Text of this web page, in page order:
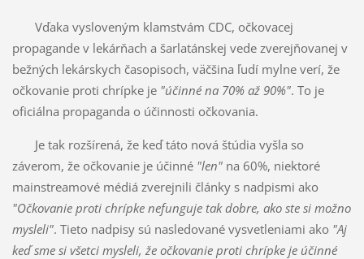
Vďaka vysloveným klamstvám CDC, očkovacej
propagande v lekárňach a šarlatánskej vede zverejňovanej v
bežných lekárskych časopisoch, väčšina ľudí mylne verí, že
očkovanie proti chrípke je "účinné na 70% až 90%". To je
oficiálna propaganda o účinnosti očkovania.
Je tak rozšírená, že keď táto nová štúdia vyšla so
záverom, že očkovanie je účinné "len"na 60%, niektoré
mainstreamové médiá zverejnili články s nadpismi ako
"Očkovanie proti chrípke nefunguje tak dobre, ako ste si možno
mysleli". Tieto nadpisy sú nasledované vysvetleniami ako "Aj
keď sme si všetci mysleli, že očkovanie proti chrípke je účinné